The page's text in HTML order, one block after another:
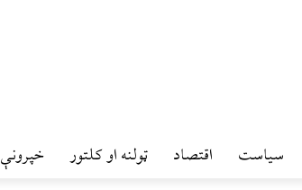
سیاست اقتصاد ټولنه او کلتور خپرونې